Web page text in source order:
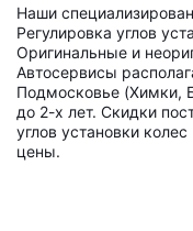
Наши
Регулировка углов
Оригинальные и
Автосервисы
Подмосковье (Химки,
до 2-х лет. Скидки
углов установки
цены.